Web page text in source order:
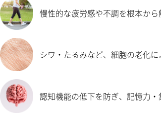
慢性的な疲労感や不調を根本か
シワ・たるみなど、細胞の老化
認知機能の低下を防ぎ、記憶力